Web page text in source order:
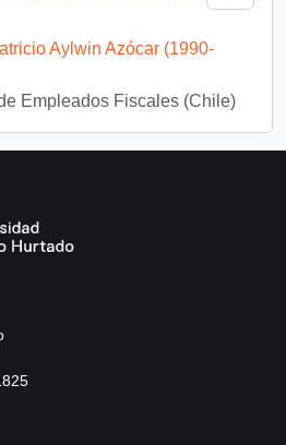
Aylwin Azócar (1990-
Empleados Fiscales (Chile)